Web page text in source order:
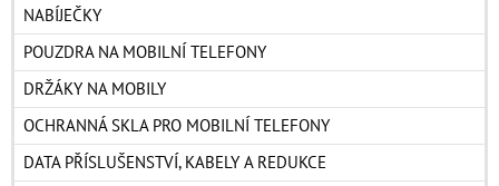
NABÍJEČKY
POUZDRA NA MOBILNÍ TELEFONY
DRŽÁKY NA MOBILY
OCHRANNÁ SKLA PRO MOBILNÍ TELEFONY
DATA PŘÍSLUŠENSTVÍ, KABELY A REDUKCE